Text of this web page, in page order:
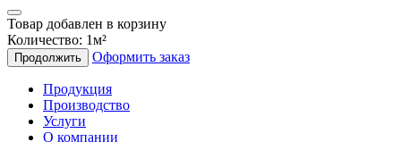
Товар добавлен в корзину
Количество: 1м²
Продолжить Оформить заказ
Продукция
Производство
Услуги
О компании